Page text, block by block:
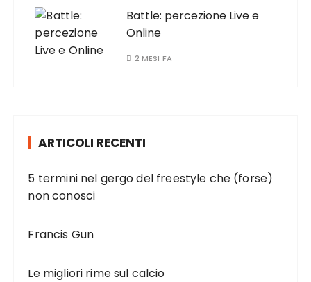
Battle: percezione Live e
Online
2 MESI FA
ARTICOLI RECENTI
5 termini nel gergo del freestyle che (forse)
non conosci
Francis Gun
Le migliori rime sul calcio